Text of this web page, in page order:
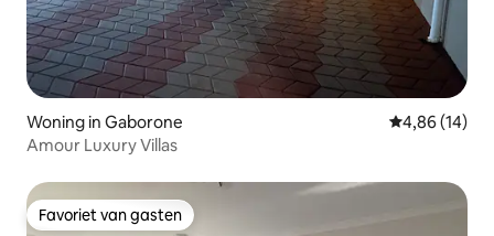
Woning in Gaborone Gemiddelde
4,86 (14)
Amour Luxury Villas
Favoriet van gasten
Favoriet van gasten